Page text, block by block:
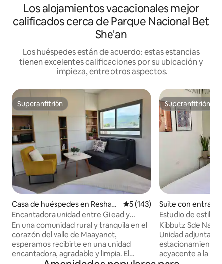
Los alojamientos vacacionales mejor
calificados cerca de Parque Nacional Bet
She'an
Los huéspedes están de acuerdo: estas estancias
tienen excelentes calificaciones por su ubicación y
limpieza, entre otros aspectos.
Superanfitrión
Superanfitrión
Casa de huéspedes en Reshafi
m
Calificación promedio: 5 de
5 (143)
Encantadora unidad entre Gilead y
Gilboa
En una comunidad rural y tranquila en el
corazón del valle de Maayanot,
esperamos recibirte en una unidad
encantadora, agradable y limpia. El
Superanfitrión
Superanfitrión
Suite con entrada
ente en Sde
Estudio de estilo
Kibbutz Sde
Unidad adjunta
estacionamiento
adyacente a la